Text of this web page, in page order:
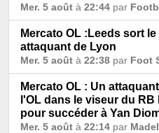
Mer. 5 août à 22:44 par
Mercato OL :Leeds sort
attaquant de Lyon
Mer. 5 août à 22:38 par Foot
Mercato OL : Un
l'OL dans le viseur du RB
pour succéder à Yan
Mer. 5 août à 22:14 par